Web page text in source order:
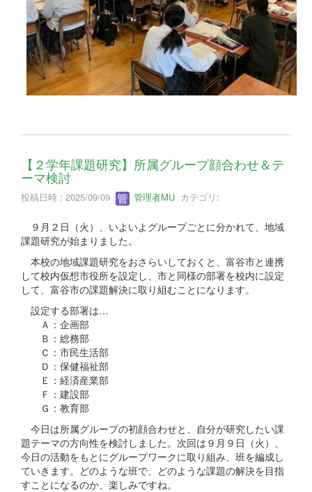
【２学年課題研究】所属グループ顔合わせ＆テ
ーマ検討
投稿日時 : 2025/09/09 管理者MU カテゴリ:
９月２日（火）、いよいよグループごとに分かれて、地域
課題研究が始まりました。
本校の地域課題研究をおさらいしておくと、富谷市と連携
して校内仮想市役所を設定し、市と同様の部署を校内に設定
して、富谷市の課題解決に取り組むことになります。
設定する部署は…
Ａ：企画部
Ｂ：総務部
Ｃ：市民生活部
Ｄ：保健福祉部
Ｅ：経済産業部
Ｆ：建設部
Ｇ：教育部
今日は所属グループの初顔合わせと、自分が研究したい課
題テーマの方向性を検討しました。次回は９月９日（火）、
今日の活動をもとにグループワークに取り組み、班を編成し
ていきます。どのような班で、どのような課題の解決を目指
すことになるのか、楽しみですね。